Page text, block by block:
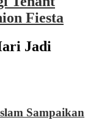
Fiesta
Jadi
Sampaikan